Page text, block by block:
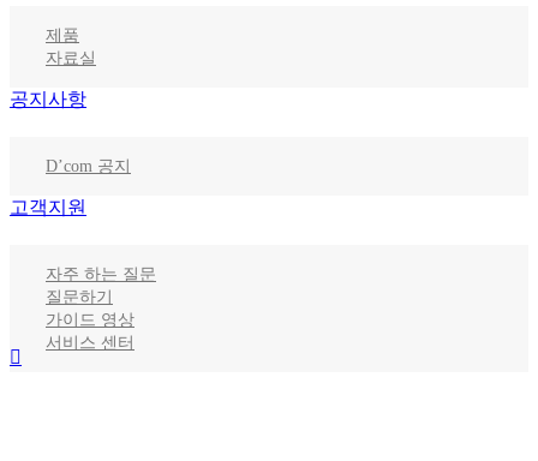
제품
자료실
공지사항
D’com 공지
고객지원
자주 하는 질문
질문하기
가이드 영상
서비스 센터